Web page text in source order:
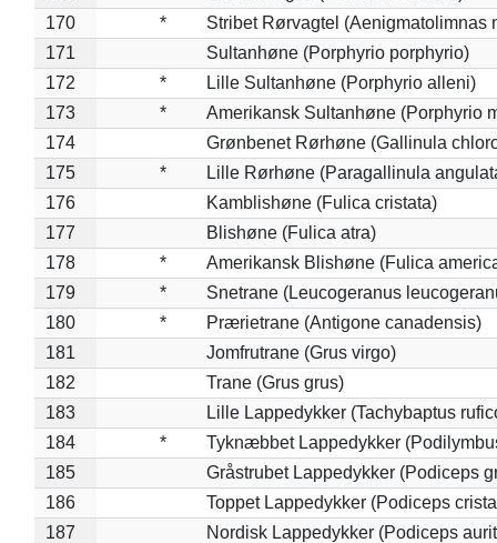
170
*
Stribet Rørvagtel (Aenigmatolimnas
171
Sultanhøne (Porphyrio porphyrio)
172
*
Lille Sultanhøne (Porphyrio alleni)
173
*
Amerikansk Sultanhøne (Porphyrio
174
Grønbenet Rørhøne (Gallinula
175
*
Lille Rørhøne (Paragallinula
176
Kamblishøne (Fulica cristata)
177
Blishøne (Fulica atra)
178
*
Amerikansk Blishøne (Fulica
179
*
Snetrane (Leucogeranus
180
*
Prærietrane (Antigone canadensis)
181
Jomfrutrane (Grus virgo)
182
Trane (Grus grus)
183
Lille Lappedykker (Tachybaptus
184
*
Tyknæbbet Lappedykker
185
Gråstrubet Lappedykker (Podiceps
186
Toppet Lappedykker (Podiceps
187
Nordisk Lappedykker (Podiceps